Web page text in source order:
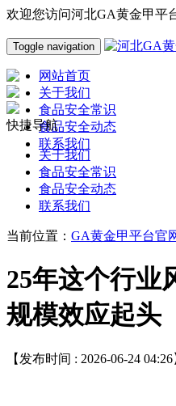
欢迎您访问河北GA黄金甲平
Toggle navigation
网站首页
关于我们
食品安全常识
食品安全动态
联系我们
快捷导航
关于我们
食品安全常识
食品安全动态
联系我们
当前位置： GA黄金甲平台官
25年这个行业
规模效应起头
【发布时间 : 2026-06-24